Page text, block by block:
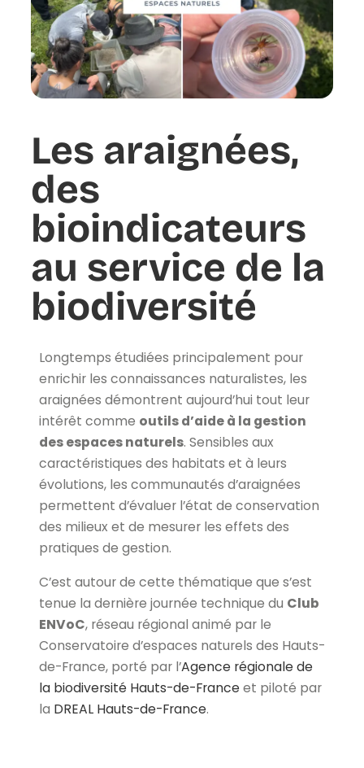
Les araignées,
des
bioindicateurs
au service de la
biodiversité
Longtemps étudiées principalement pour
enrichir les connaissances naturalistes, les
araignées démontrent aujourd’hui tout leur
intérêt comme outils d’aide à la gestion
des espaces naturels. Sensibles aux
caractéristiques des habitats et à leurs
évolutions, les communautés d’araignées
permettent d’évaluer l’état de conservation
des milieux et de mesurer les effets des
pratiques de gestion.
C’est autour de cette thématique que s’est
tenue la dernière journée technique du Club
ENVoC, réseau régional animé par le
Conservatoire d’espaces naturels des Hauts-
de-France, porté par l’Agence régionale de
la biodiversité Hauts-de-Franceet piloté par
la DREAL Hauts-de-France.